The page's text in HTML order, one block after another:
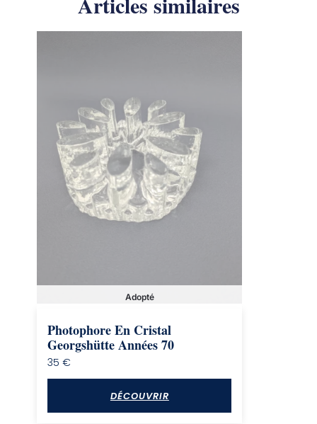
Adopté
Photophore En Cristal
Georgshütte Années 70
35€
DÉCOUVRIR